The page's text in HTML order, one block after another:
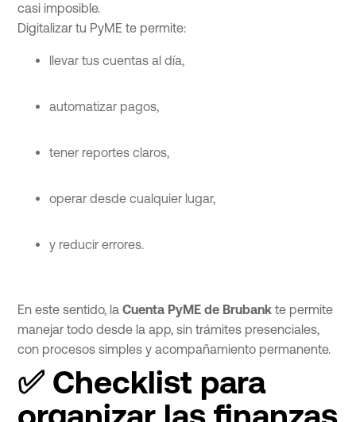
casi imposible.
Digitalizar tu PyME te permite:
llevar tus cuentas al día,
automatizar pagos,
tener reportes claros,
operar desde cualquier lugar,
y reducir errores.
En este sentido, laCuenta PyME de Brubank te permite
manejar todo desde la app, sin trámites presenciales,
con procesos simples y acompañamiento permanente.
✅ Checklist para